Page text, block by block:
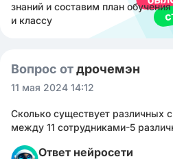
знаний и составим план
и классу
Вопрос отдрочемэн ㅤ
11 мая 2024 14:12
Сколько существует различных
между 11 сотрудниками-5
Ответ нейросети